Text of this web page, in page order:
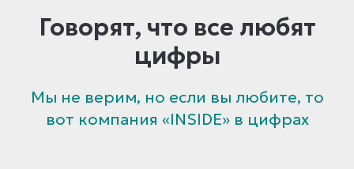
Говорят, что все любят
цифры
Мы не верим, но если вы любите, то
вот компания «INSIDE» в цифрах